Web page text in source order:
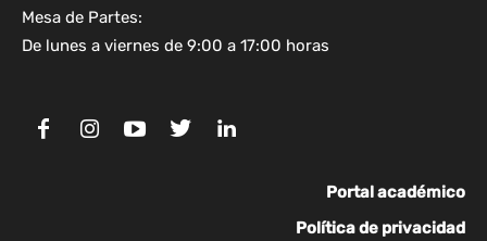
Mesa de Partes:
De lunes a viernes de 9:00 a 17:00 horas
Portal académico
Política de privacidad